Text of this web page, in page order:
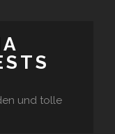
und tolle